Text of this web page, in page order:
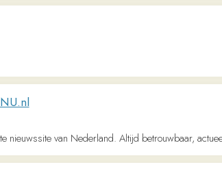
van Nederland. Altijd betrouwbaar, actueel en gratis.